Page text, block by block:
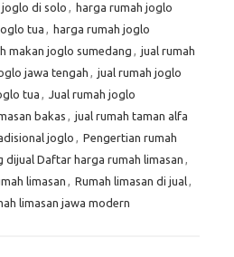
joglo di solo , harga rumah joglo
tua , harga rumah joglo
makan joglo sumedang , jual rumah
jawa tengah , jual rumah joglo
tua , Jual rumah joglo
bakas , jual rumah taman alfa
joglo , Pengertian rumah
dijual Daftar harga rumah limasan ,
limasan , Rumah limasan di jual,
limasan jawa modern